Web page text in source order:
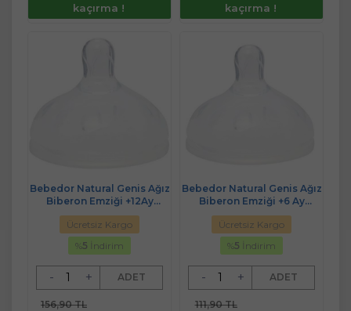
kaçırma !
kaçırma !
Bebedor Natural Genis Ağız
Biberon Emziği +12Ay
(Kod:95303)
Ücretsiz Kargo
%5 İndirim
- + ADET
156,90 TL
Bebedor Natural Genis Ağız
Biberon Emziği +6 Ay
(Kod:95304)
Ücretsiz Kargo
%5 İndirim
- + ADET
111,90 TL